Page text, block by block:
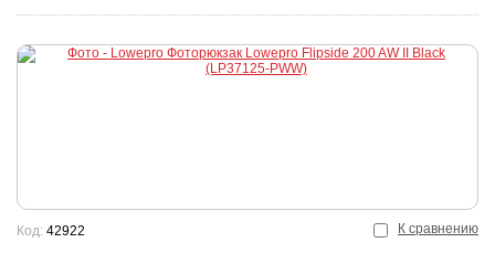
К сравнению
Код: 42922